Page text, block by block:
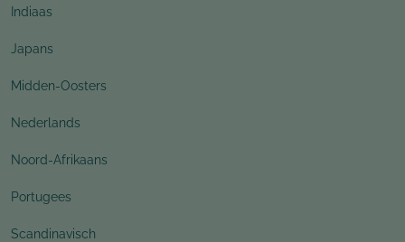
Indiaas
Japans
Midden-Oosters
Nederlands
Noord-Afrikaans
Portugees
Scandinavisch